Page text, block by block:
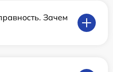
Зачем